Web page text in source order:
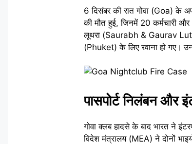
6 दिसंबर की रात गोवा (Goa) के
की मौत हुई, जिनमें 20 कर्मचारी
लूथरा (Saurabh & Gaurav
(Phuket) के लिए रवाना हो गए।
पासपोर्ट निलंबन और
गोवा क्लब हादसे के बाद भारत ने
विदेश मंत्रालय (MEA) ने दोनों